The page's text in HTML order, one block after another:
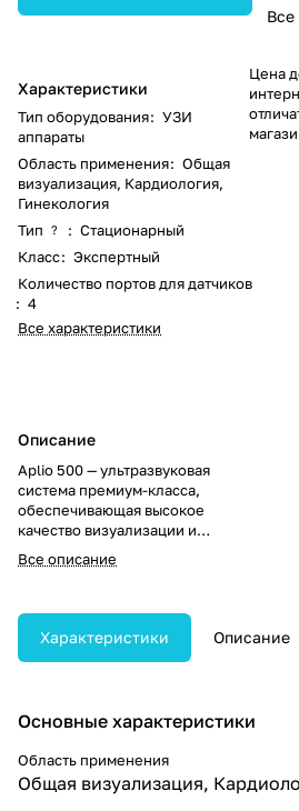
Характеристики
Тип оборудования: УЗИ
аппараты
Область применения: Общая
визуализация, Кардиология,
Гинекология
Тип
? : Стационарный
Класс: Экспертный
Количество портов для датчиков
: 4
Все характеристики
Описание
Aplio 500 — ультразвуковая
система премиум-класса,
обеспечивающая высокое
качество визуализации и
быструю диагностическую
оценку. Поддерживает более 30
матричные,
монокристаллические, 4D и
эндоскопические, что
точностью.
Все описание
Все
Цена
Характеристики Описание
Основные характеристики
Область применения
Общая визуализация,